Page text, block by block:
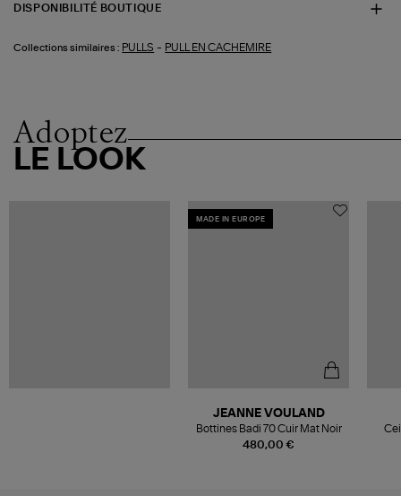
DISPONIBILITÉ BOUTIQUE
Collections similaires : PULLS - PULL EN CACHEMIRE
Adoptez
LE LOOK
MADE IN EUROPE
480,00 €
JEANNE VOULAND
Bottines Badi 70 Cuir Mat Noir